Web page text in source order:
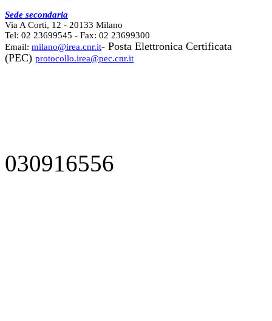
Sede secondaria
Via A Corti, 12 - 20133 Milano
Tel: 02 23699545 - Fax: 02 23699300
Email: milano@irea.cnr.it- Posta Elettronica Certificata
(PEC) protocollo.irea@pec.cnr.it
030916556